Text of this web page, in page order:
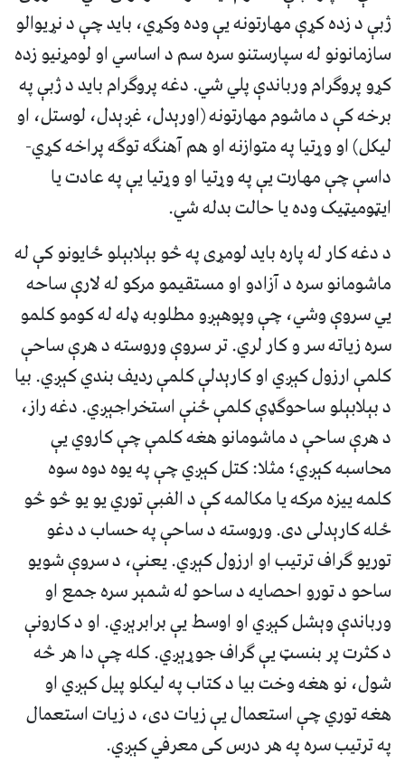
ژبې د زده کړې مهارتونه يې وده وکړي، بايد چې د نړيوالو
سازمانونو له سپارستنو سره سم د اساسي او لومړنيو زده
کړو پروګرام ورباندې پلي شي. دغه پروګرام بايد د ژبې په
برخه کې د ماشوم مهارتونه (اورېدل، غږېدل، لوستل، او
ليکل) او وړتيا په متوازنه او هم آهنګه توګه پراخه کړي-
داسې چې مهارت يې په وړتيا او وړتيا يې په عادت يا
ايټوميټيک وده يا حالت بدله شي.
د دغه کار له پاره بايد لومړی په څو بېلابېلو ځايونو کې له
ماشومانو سره د آزادو او مستقيمو مرکو له لارې ساحه
يي سروې وشي، چې وپوهېږو مطلوبه ډله له کومو کلمو
سره زياته سر و کار لري. تر سروې وروسته د هرې ساحې
کلمې ارزول کېږي او کارېدلې کلمې رديف بندي کېږي. بيا
د بېلابېلو ساحوګډې کلمې ځنې استخراجېږي. دغه راز،
د هرې ساحې د ماشومانو هغه کلمې چې کاروي يې
محاسبه کېږي؛ مثلا: کتل کېږي چې په يوه دوه سوه
کلمه ييزه مرکه يا مکالمه کې د الفبې توري يو يو څو څو
ځله کارېدلی دی. وروسته د ساحې په حساب د دغو
توريو ګراف ترتيب او ارزول کېږي. يعنې، د سروې شويو
ساحو د تورو احصايه د ساحو له شمېر سره جمع او
ورباندې وېشل کېږي او اوسط يې برابرېږي. او د کارونې
د کثرت پر بنسټ يې ګراف جوړېږي. کله چې دا هر څه
شول، نو هغه وخت بيا د کتاب په ليکلو پيل کېږي او
هغه توري چې استعمال يې زيات دی، د زيات استعمال
په ترتيب سره په هر درس کی معرفي کېږي.